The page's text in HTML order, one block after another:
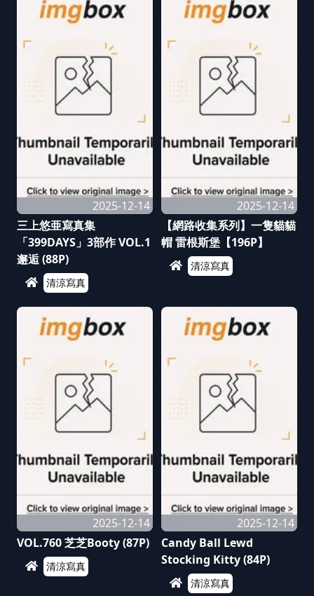
2025-12-14
三上悠亜寫真集
「399DAYS」3部作 VOL.1
邂逅 (88P)
清涼寫真
2025-12-14
【網路收集系列】一隻貓貓
帽 雷根斯堡【196P】
清涼寫真
2025-12-14
VOL.760 芝芝Booty (87P)
清涼寫真
2025-12-14
Candy Ball Lewd
Stocking Kitty (84P)
清涼寫真